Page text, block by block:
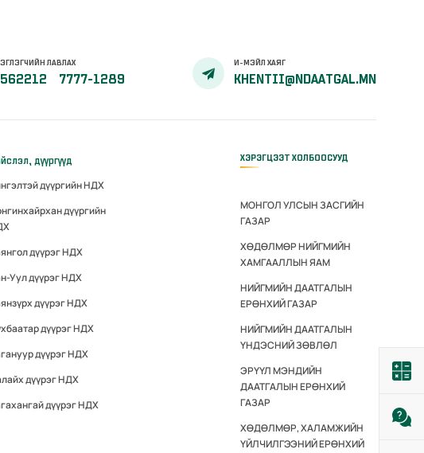
ЛАВЛАХ
7777-1289
И-МЭЙЛ ХАЯГ
KHENTII@NDAATGAL.MN
дүүргүүд
дүүргийн НДХ
дүүргийн
дүүрэг НДХ
Уул дүүрэг НДХ
дүүрэг НДХ
дүүрэг НДХ
дүүрэг НДХ
дүүрэг НДХ
дүүрэг НДХ
ХЭРЭГЦЭЭТ ХОЛБООСУУД
МОНГОЛ УЛСЫН ЗАСГИЙН
ГАЗАР
ХӨДӨЛМӨР НИЙГМИЙН
ХАМГААЛЛЫН ЯАМ
НИЙГМИЙН ДААТГАЛЫН
ЕРӨНХИЙ ГАЗАР
НИЙГМИЙН ДААТГАЛЫН
ҮНДЭСНИЙ ЗӨВЛӨЛ
ЭРҮҮЛ МЭНДИЙН
ДААТГАЛЫН ЕРӨНХИЙ
ГАЗАР
ХӨДӨЛМӨР, ХАЛАМЖИЙН
ҮЙЛЧИЛГЭЭНИЙ ЕРӨНХИЙ